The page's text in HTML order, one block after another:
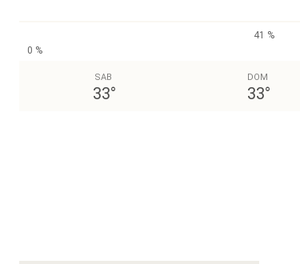
41 %
0 %
SAB
33°
DOM
33°